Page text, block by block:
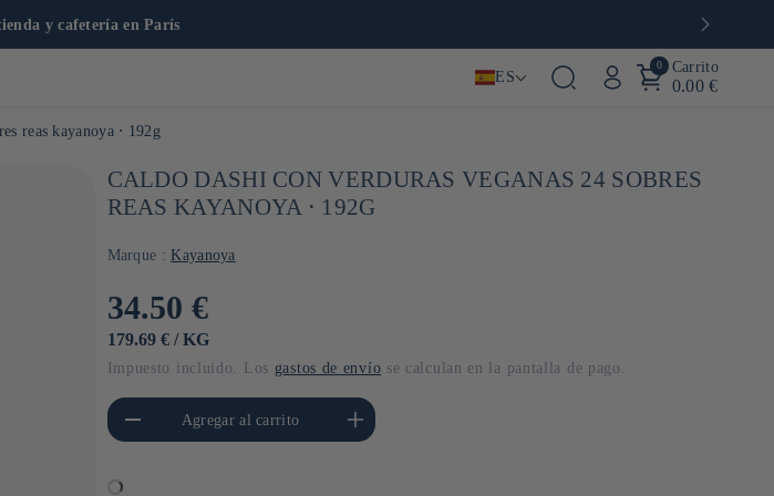
1000 artículos
ES
0 Carrito
0.00 €
reas kayanoya ⋅ 192g
CALDO DASHI CON VERDURAS VEGANAS 24 SOBRES
REAS KAYANOYA ⋅ 192G
Marque : Kayanoya
Precio
habitual
34.50 €
PRECIO
179.69 € / POR
KG
Impuesto incluido. Los gastos de envío se calculan en la pantalla de pago.
Reducir cantidad para Default
Title
Agregar al carrito
Aumentar cantidad para Default
Title